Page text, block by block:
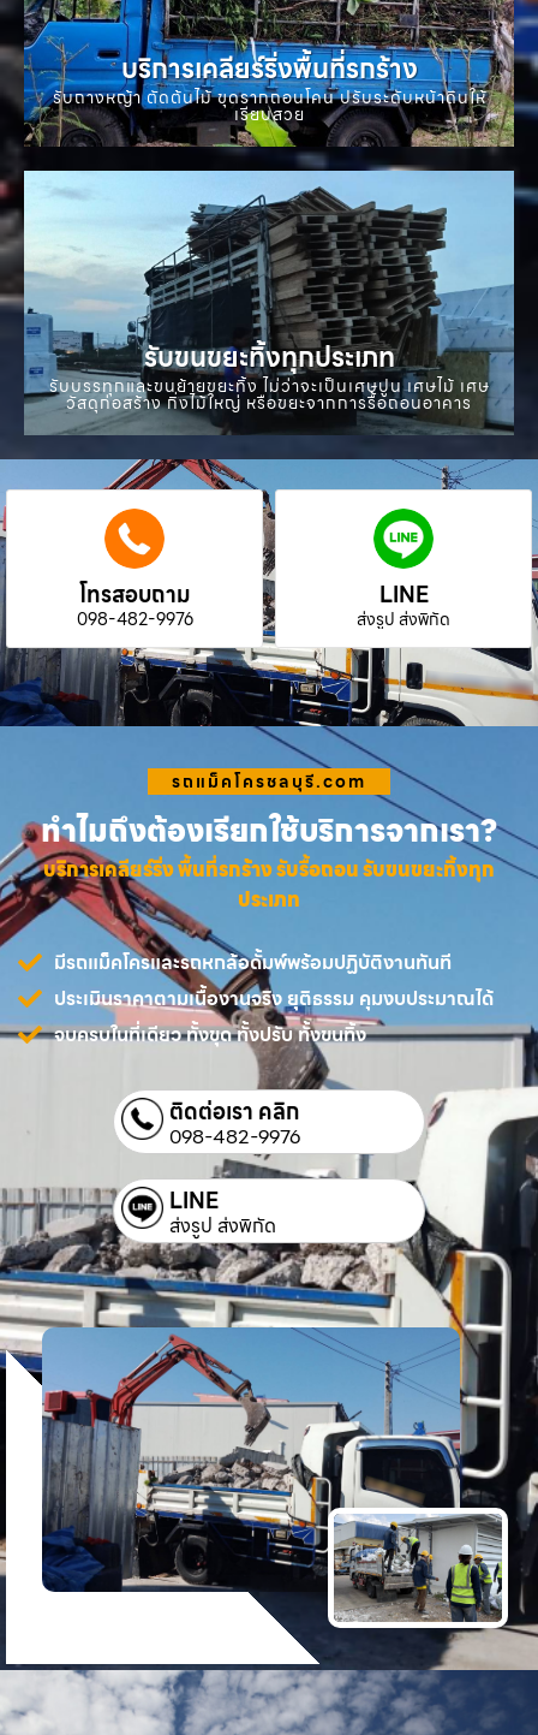
บริการเคลียร์ริ่งพื้นที่รกร้าง
รับถางหญ้า ตัดต้นไม้ ขุดรากถอนโคน ปรับระดับหน้าดินให้
เรียบสวย
รับขนขยะทิ้งทุกประเภท
รับบรรทุกและขนย้ายขยะทิ้ง ไม่ว่าจะเป็นเศษปูน เศษไม้ เศษ
วัสดุก่อสร้าง กิ่งไม้ใหญ่ หรือขยะจากการรื้อถอนอาคาร
โทรสอบถาม
098-482-9976
LINE
ส่งรูป ส่งพิกัด
รถแม็คโครชลบุรี.com
ทำไมถึงต้องเรียกใช้บริการจากเรา?
บริการเคลียร์ริ่ง พื้นที่รกร้าง รับรื้อถอน รับขนขยะทิ้งทุก
ประเภท
มีรถแม็คโครและรถหกล้อดั้มพ์พร้อมปฏิบัติงานทันที
ประเมินราคาตามเนื้องานจริง ยุติธรรม คุมงบประมาณได้
จบครบในที่เดียว ทั้งขุด ทั้งปรับ ทั้งขนทิ้ง
ติดต่อเรา คลิก
098-482-9976
LINE
ส่งรูป ส่งพิกัด